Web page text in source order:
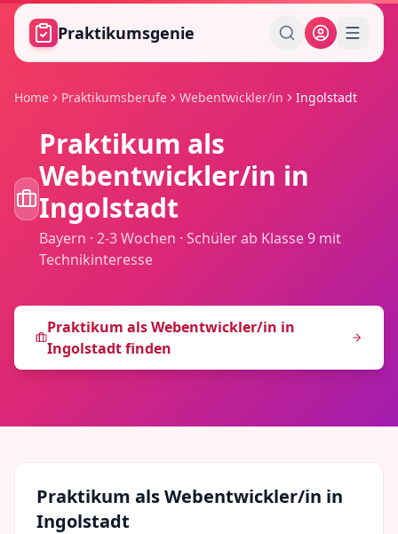
Zum Hauptinhalt springen
Praktikumsgenie
Home Praktikumsberufe Webentwickler/in Ingolstadt
Praktikum als
Webentwickler/in in
Ingolstadt
Bayern ·2-3 Wochen ·Schüler ab Klasse 9 mit
Technikinteresse
Praktikum alsWebentwickler/in in
Ingolstadtfinden
Praktikum alsWebentwickler/in in
Ingolstadt